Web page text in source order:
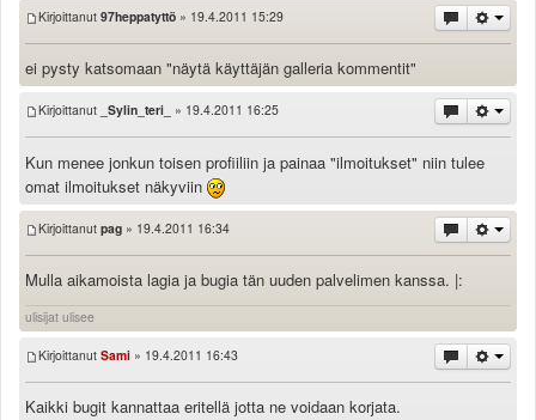
Kirjoittanut 97heppatyttö » 19.4.2011 15:29
ei pysty katsomaan "näytä käyttäjän galleria kommentit"
Kirjoittanut _Sylin_teri_ » 19.4.2011 16:25
Kun menee jonkun toisen profiiliin ja painaa "ilmoitukset" niin tulee
omat ilmoitukset näkyviin
Kirjoittanut pag » 19.4.2011 16:34
Mulla aikamoista lagia ja bugia tän uuden palvelimen kanssa. |:
ulisijat ulisee
Kirjoittanut Sami » 19.4.2011 16:43
Kaikki bugit kannattaa eritellä jotta ne voidaan korjata.